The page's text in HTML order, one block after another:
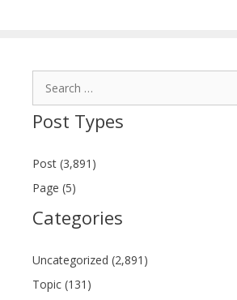
Post Types
Post (3,891)
Page (5)
Categories
Uncategorized (2,891)
Topic (131)